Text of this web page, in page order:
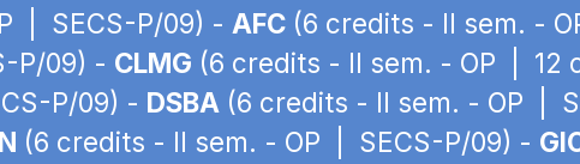
| SECS-P/09) - AFC (6 credits - II sem. -
P/09) - CLMG (6 credits - II sem. - OP | 12
P/09) - DSBA (6 credits - II sem. - OP |
(6 credits - II sem. - OP | SECS-P/09) -